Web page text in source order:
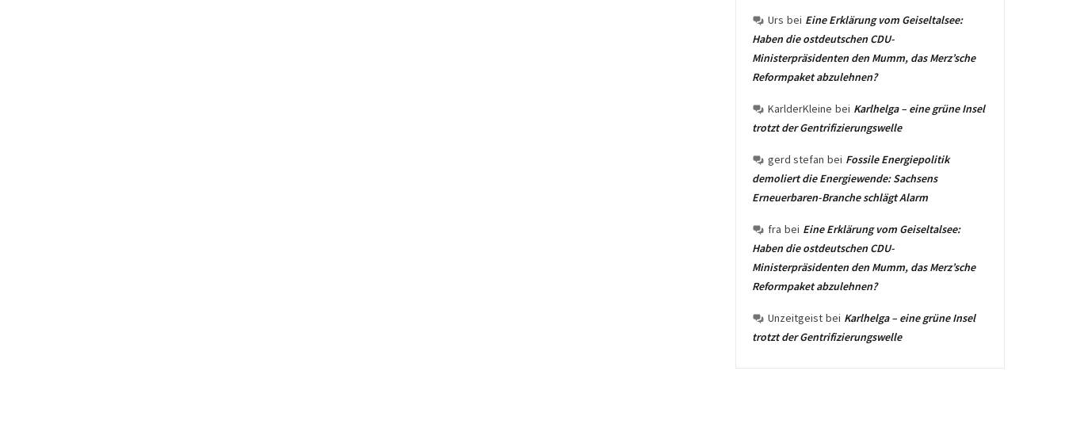
Urs bei Eine Erklärung vom Geiseltalsee:
Haben die ostdeutschen CDU-
Ministerpräsidenten den Mumm, das Merz’sche
Reformpaket abzulehnen?
KarlderKleine bei Karlhelga – eine grüne Insel
trotzt der Gentrifizierungswelle
gerd stefan bei Fossile Energiepolitik
demoliert die Energiewende: Sachsens
Erneuerbaren-Branche schlägt Alarm
fra bei Eine Erklärung vom Geiseltalsee:
Haben die ostdeutschen CDU-
Ministerpräsidenten den Mumm, das Merz’sche
Reformpaket abzulehnen?
Unzeitgeist bei Karlhelga – eine grüne Insel
trotzt der Gentrifizierungswelle